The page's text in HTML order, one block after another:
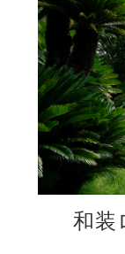
和装